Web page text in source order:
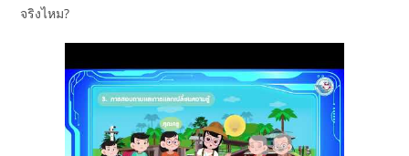
จริงไหม?